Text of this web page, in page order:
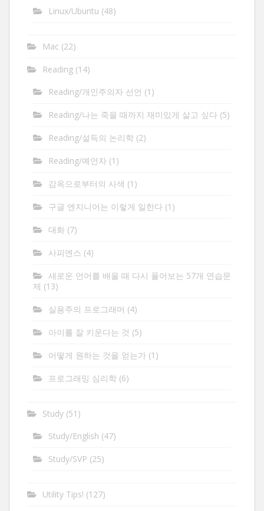
Linux/Ubuntu (48)
Mac (22)
Reading (14)
Reading/개인주의자 선언 (1)
Reading/나는 죽을 때까지 재미있게 살고 싶다 (5)
Reading/설득의 논리학 (2)
Reading/예언자 (1)
감옥으로부터의 사색 (1)
구글 엔지니어는 이렇게 일한다 (1)
대화 (7)
사피엔스 (4)
새로운 언어를 배울 때 다시 풀어보는 57개 연습문
제 (13)
실용주의 프로그래머 (4)
아이를 잘 키운다는 것 (5)
어떻게 원하는 것을 얻는가 (1)
프로그래밍 심리학 (6)
Study (51)
Study/English (47)
Study/SVP (25)
Utility Tips! (127)